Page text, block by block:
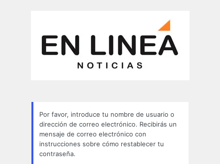
Por favor, introduce tu nombre de usuario o
dirección de correo electrónico. Recibirás un
mensaje de correo electrónico con
instrucciones sobre cómo restablecer tu
contraseña.